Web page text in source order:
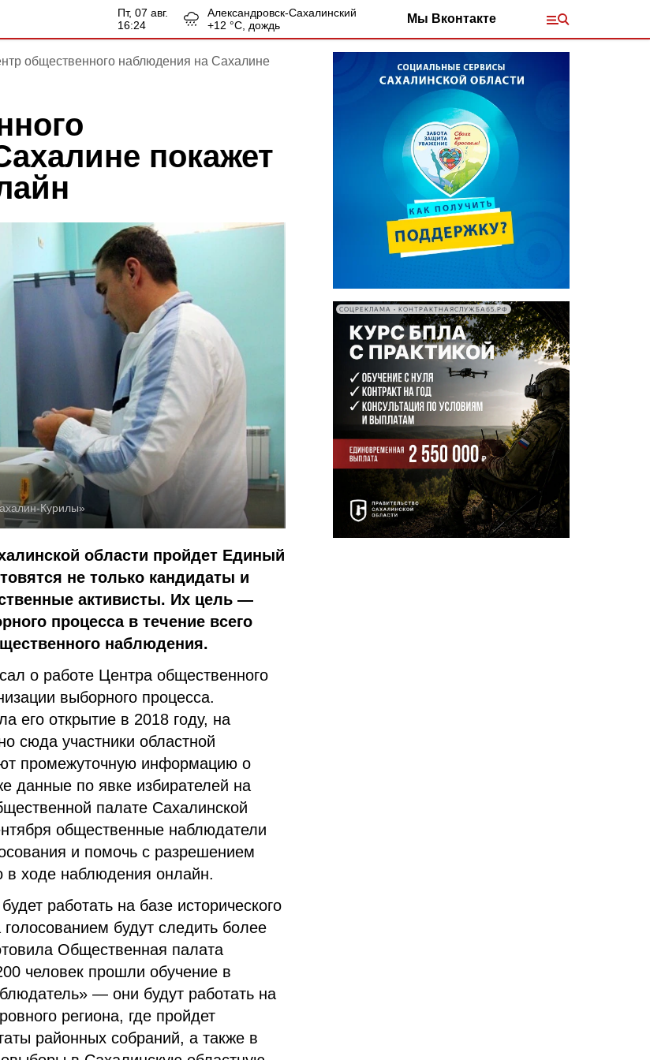
пт, 07 авг.
16:24
Александровск-Сахалинский
+12 °С, дождь Мы Вконтакте
общественного наблюдения на Сахалине
покажет
Курилы»
области пройдет Единый
не только кандидаты и
активисты. Их цель —
процесса в течение всего
наблюдения.
о работе Центра общественного
выборного процесса.
его открытие в 2018 году, на
сюда участники областной
промежуточную информацию о
данные по явке избирателей на
палате Сахалинской
общественные наблюдатели
и помочь с разрешением
в ходе наблюдения онлайн.
работать на базе исторического
будут следить более
Общественная палата
человек прошли обучение в
— они будут работать на
региона, где пройдет
районных собраний, а также в
СОЦРЕКЛАМА • КОНТРАКТНАЯСЛУЖБА65.РФ